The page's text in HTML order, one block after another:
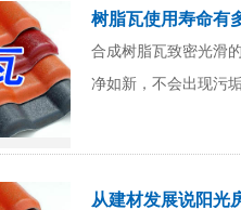
树脂瓦使用寿命有
合成树脂瓦致密光滑
净如新，不会出现污
从建材发展说阳光